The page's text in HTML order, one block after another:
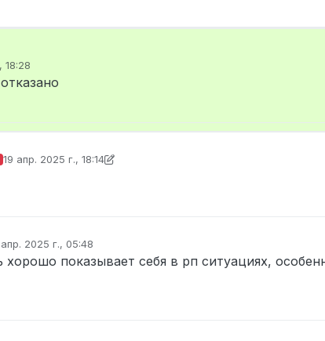
18:28
19 апр. 2025 г., 18:14
отредактировано Sokol_DI
2025 г., 05:48
хорошо показывает себя в рп ситуациях,